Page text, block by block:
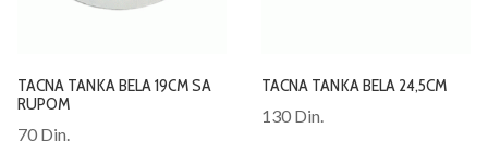
TACNA TANKA BELA 19CM SA
RUPOM
70 Din.
TACNA TANKA BELA 24,5CM
130 Din.